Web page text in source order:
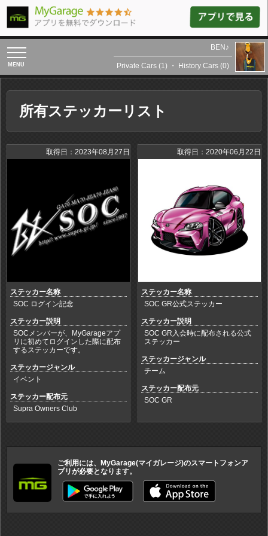
toggle
navigation
BEN♪
Private Cars (1) ・ History Cars (0)
所有ステッカーリスト
取得日：2023年08月27日
ステッカー名称
SOC ログイン記念
ステッカー説明
SOCメンバーが、MyGarageアプ
リに初めてログインした際に配布
するステッカーです。
ステッカージャンル
イベント
ステッカー配布元
Supra Owners Club
取得日：2020年06月22日
ステッカー名称
SOC GR公式ステッカー
ステッカー説明
SOC GR入会時に配布される公式
ステッカー
ステッカージャンル
チーム
ステッカー配布元
SOC GR
ご利用には、MyGarage(マイガレージ)のスマートフォンア
プリが必要となります。